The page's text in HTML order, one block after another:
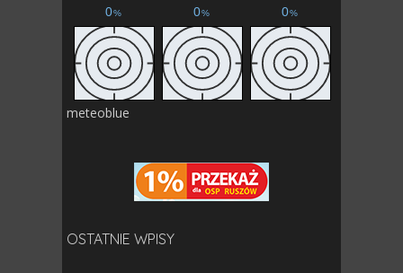
meteoblue
OSTATNIE WPISY